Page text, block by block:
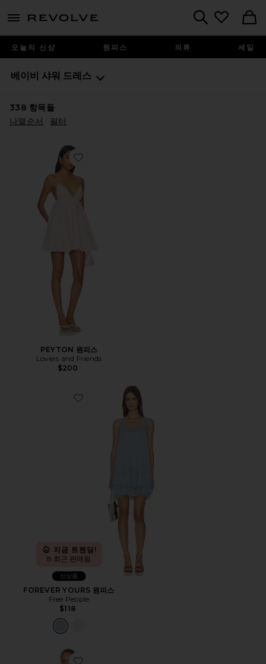
menu - shows more content
오늘의 신상 원피스 의류 세일
베이비 샤워 드레스
338 항목들
나열순서
필터
Favorite PEYTON 원피스
PEYTON 원피스
Lovers and Friends
$200
Favorite FOREVER YOURS 원피스
지금 트렌딩!
8 최근 판매됨
신상품
FOREVER YOURS 원피스
Free People
$118